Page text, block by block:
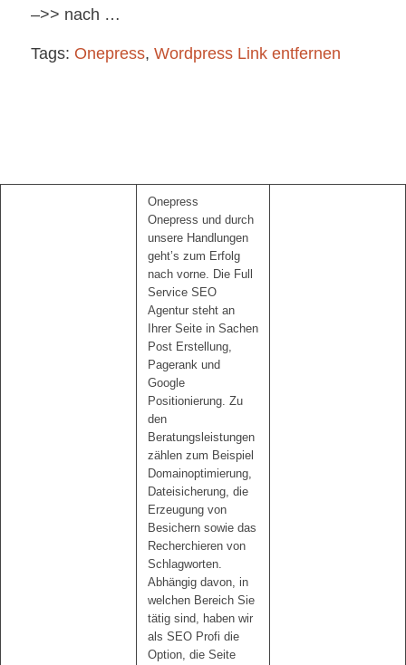
–>> nach …
Tags: Onepress, Wordpress Link entfernen
Onepress
Onepress und durch
unsere Handlungen
geht’s zum Erfolg
nach vorne. Die Full
Service SEO
Agentur steht an
Ihrer Seite in Sachen
Post Erstellung,
Pagerank und
Google
Positionierung. Zu
den
Beratungsleistungen
zählen zum Beispiel
Domainoptimierung,
Dateisicherung, die
Erzeugung von
Besichern sowie das
Recherchieren von
Schlagworten.
Abhängig davon, in
welchen Bereich Sie
tätig sind, haben wir
als SEO Profi die
Option, die Seite